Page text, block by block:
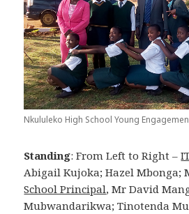
Nkululeko High School Young
Standing: From Left to Right –
Abigail Kujoka; Hazel Mbonga;
School Principal, Mr David
Mubwandarikwa; Tinotenda